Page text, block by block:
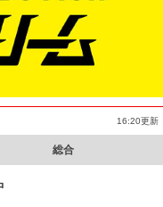
16:20更新
総合